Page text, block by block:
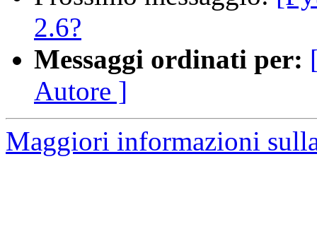
2.6?
Messaggi ordinati per:
Autore ]
Maggiori informazioni